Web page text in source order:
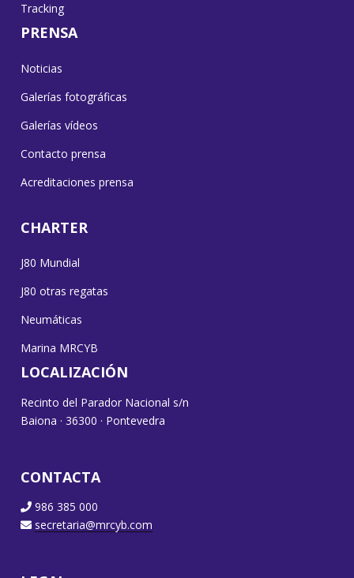
Tracking
PRENSA
Noticias
Galerías fotográficas
Galerías vídeos
Contacto prensa
Acreditaciones prensa
CHARTER
J80 Mundial
J80 otras regatas
Neumáticas
Marina MRCYB
LOCALIZACIÓN
Recinto del Parador Nacional s/n
Baiona · 36300 · Pontevedra
CONTACTA
986 385 000
secretaria@mrcyb.com